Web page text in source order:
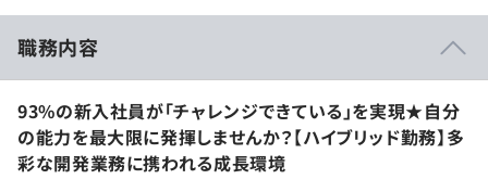
職務内容
93%の新入社員が「チャレンジできている」を実現★自分
の能力を最大限に発揮しませんか？【ハイブリッド勤務】多
彩な開発業務に携われる成長環境